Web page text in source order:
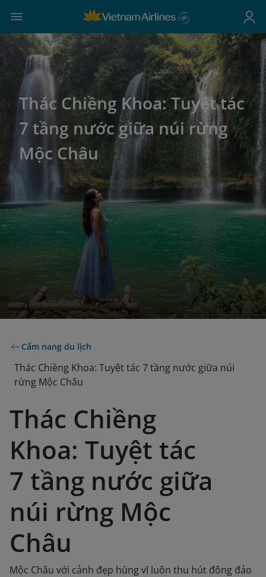
Thác Chiềng Khoa: Tuyệt tác
7 tầng nước giữa núi rừng
Mộc Châu
Cẩm nang du lịch
Thác Chiềng Khoa: Tuyệt tác 7 tầng nước giữa núi
rừng Mộc Châu
Thác Chiềng
Khoa: Tuyệt tác
7 tầng nước giữa
núi rừng Mộc
Châu
Mộc Châu với cảnh đẹp hùng vĩ luôn thu hút đông đảo